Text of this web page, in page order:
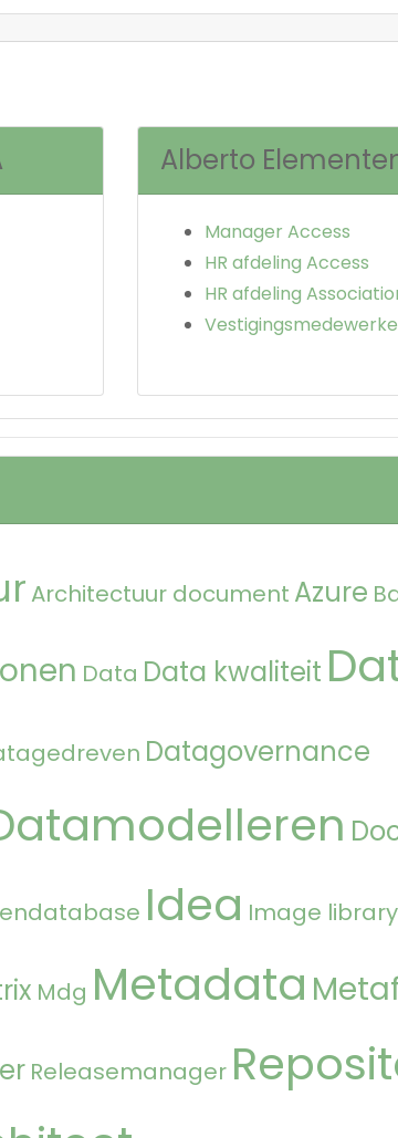
Alberto
Manager Access
HR afdeling Access
HR afdeling
Architectuur document Azure
Data Data kwaliteit
Datagovernance
Idea Image library
Mdg Metadata
Releasemanager